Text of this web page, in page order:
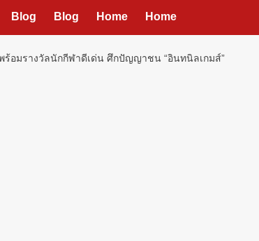
Blog Blog Home Home
ร้อมรางวัลนักกีฬาดีเด่น ศึกปัญญาชน “อินทนิลเกมส์”